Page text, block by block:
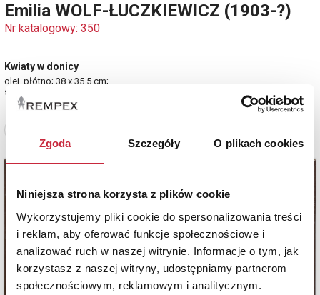
Zgoda Szczegóły O plikach cookies
Niniejsza strona korzysta z plików cookie
Wykorzystujemy pliki cookie do spersonalizowania treści
i reklam, aby oferować funkcje społecznościowe i
analizować ruch w naszej witrynie. Informacje o tym, jak
korzystasz z naszej witryny, udostępniamy partnerom
społecznościowym, reklamowym i analitycznym.
Emilia WOLF-ŁUCZKIEWICZ (1903-?)
Nr katalogowy: 350
Kwiaty w donicy
olej, płótno; 38 x 35,5 cm;
sygn. p. d.: E. Wolf.